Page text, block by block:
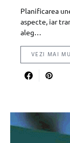
Planificarea
aspecte, iar
aleg…
VEZI MAI